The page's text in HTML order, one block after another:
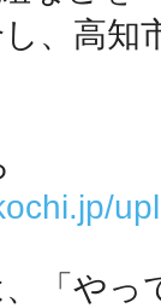
、高知
「やっ
智頭
鴻巣